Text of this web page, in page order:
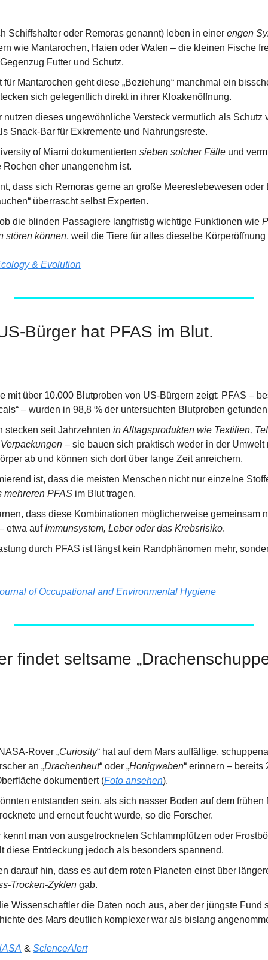
Schiffshalter oder Remoras genannt) leben in einer engen
wie Mantarochen, Haien oder Walen – die kleinen Fische
Futter und Schutz.
für Mantarochen geht diese „Beziehung“ manchmal ein
sich gelegentlich direkt in ihrer Kloakenöffnung.
nutzen dieses ungewöhnliche Versteck vermutlich als Schutz
Snack-Bar für Exkremente und Nahrungsreste.
of Miami dokumentierten sieben solcher Fälle und
Rochen eher unangenehm ist.
dass sich Remoras gerne an große Meereslebewesen oder
überrascht selbst Experten.
die blinden Passagiere langfristig wichtige Funktionen wie
stören können, weil die Tiere für alles dieselbe Körperöffnung
& Evolution
Bürger hat PFAS im Blut.
mit über 10.000 Blutproben von US-Bürgern zeigt: PFAS –
– wurden in 98,8 % der untersuchten Blutproben
stecken seit Jahrzehnten in Alltagsprodukten wie Textilien,
– sie bauen sich praktisch weder in der Umwelt
ab und können sich dort über lange Zeit anreichern.
mehreren PFAS im Blut tragen.
dass diese Kombinationen möglicherweise gemeinsam
etwa auf Immunsystem, Leber oder das Krebsrisiko.
durch PFAS ist längst kein Randphänomen mehr,
of Occupational and Environmental Hygiene
findet seltsame
Rover „Curiosity“ hat auf dem Mars auffällige,
an „Drachenhaut“ oder „Honigwaben“ erinnern –
dokumentiert (Foto ansehen).
entstanden sein, als sich nasser Boden auf dem frühen
und erneut feucht wurde, so die Forscher.
man von ausgetrockneten Schlammpfützen oder
diese Entdeckung jedoch als besonders spannend.
Trocken-Zyklen gab.
Wissenschaftler die Daten noch aus, aber der jüngste Fund
des Mars deutlich komplexer war als bislang
& ScienceAlert